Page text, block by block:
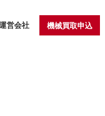
営会社 機械買取申込